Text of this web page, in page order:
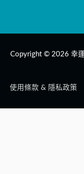
Copyright © 2026 幸
使用條款 & 隱私政策